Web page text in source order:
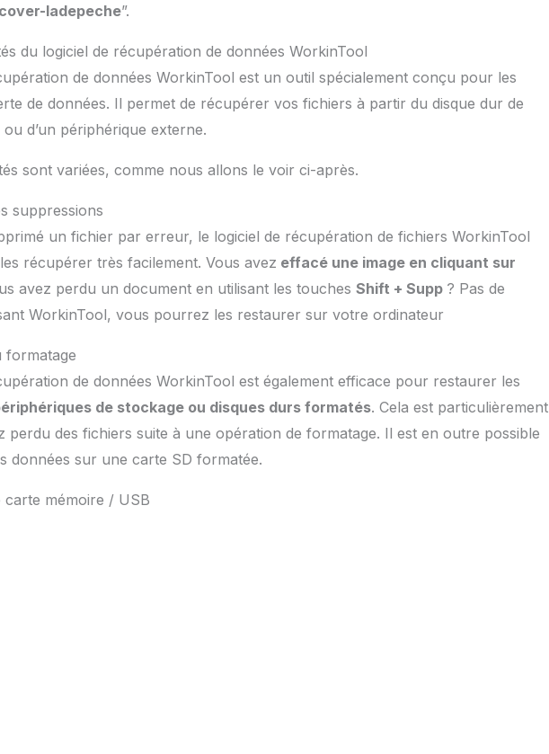
ladepeche”.
du logiciel de récupération de données WorkinTool
de données WorkinTool est un outil spécialement conçu pour les
de données. Il permet de récupérer vos fichiers à partir du disque dur de
d’un périphérique externe.
sont variées, comme nous allons le voir ci-après.
suppressions
un fichier par erreur, le logiciel de récupération de fichiers WorkinTool
récupérer très facilement. Vous avez effacé une image en cliquant sur
avez perdu un document en utilisant les touches Shift + Supp ? Pas de
WorkinTool, vous pourrez les restaurer sur votre ordinateur
formatage
de données WorkinTool est également efficace pour restaurer les
de stockage ou disques durs formatés. Cela est particulièrement
perdu des fichiers suite à une opération de formatage. Il est en outre possible
données sur une carte SD formatée.
carte mémoire / USB